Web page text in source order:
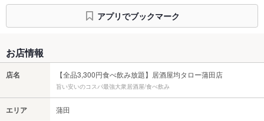
アプリでブックマーク
お店情報
店名 【全品3,300円食べ飲み放題】居酒屋均タロー蒲田店
旨い安いのコスパ最強大衆居酒屋/食べ飲み
エリア 蒲田